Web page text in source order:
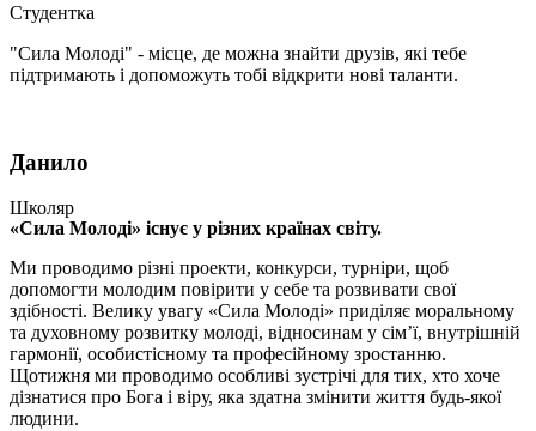
Студентка
"Сила Молоді" - місце, де можна знайти друзів, які тебе
підтримають і допоможуть тобі відкрити нові таланти.
Данило
Школяр
«Сила Молоді» існує у різних країнах світу.
Ми проводимо різні проекти, конкурси, турніри, щоб
допомогти молодим повірити у себе та розвивати свої
здібності. Велику увагу «Сила Молоді» приділяє моральному
та духовному розвитку молоді, відносинам у сім’ї, внутрішній
гармонії, особистісному та професійному зростанню.
Щотижня ми проводимо особливі зустрічі для тих, хто хоче
дізнатися про Бога і віру, яка здатна змінити життя будь-якої
людини.